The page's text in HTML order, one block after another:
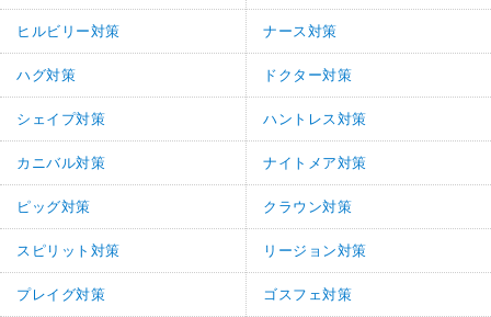
ヒルビリー対策 ナース対策
ハグ対策 ドクター対策
シェイプ対策 ハントレス対策
カニバル対策 ナイトメア対策
ピッグ対策 クラウン対策
スピリット対策 リージョン対策
プレイグ対策 ゴスフェ対策